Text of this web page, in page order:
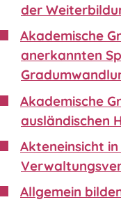
der
Akademische
anerkannten
Akademische
ausländischen
Akteneinsicht
Allgemein